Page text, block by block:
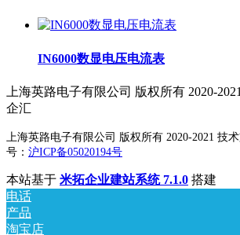
IN6000数显电压电流表
上海英路电子有限公司 版权所有 2020-
企汇
上海英路电子有限公司 版权所有 2020-2021 技
号： 沪ICP备05020194号
本站基于 米拓企业建站系统 7.1.0 搭建
电话
产品
淘宝店